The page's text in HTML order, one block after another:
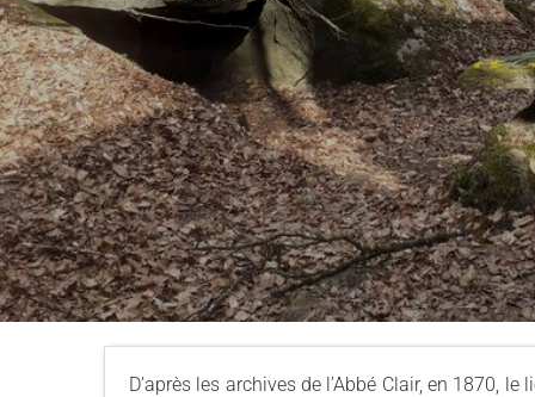
D’après les archives de l’Abbé Clair, en 1870,